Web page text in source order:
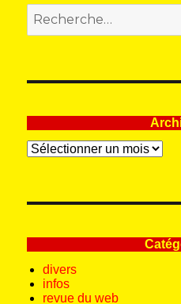
pour
:
Archives
divers
infos
revue du web